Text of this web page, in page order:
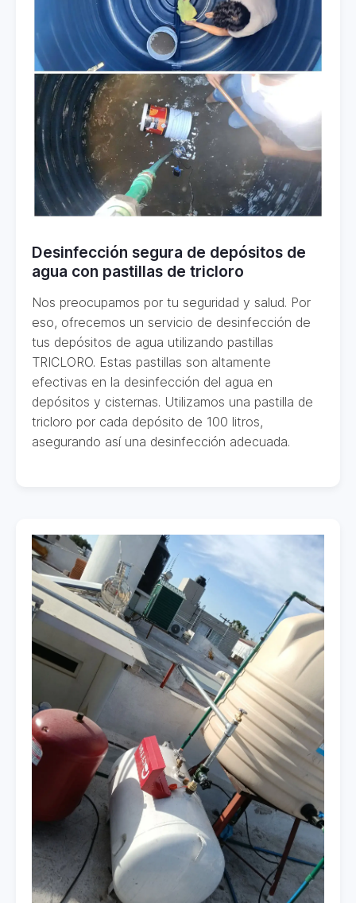
Desinfección segura de depósitos de
agua con pastillas de tricloro
Nos preocupamos por tu seguridad y salud. Por
eso, ofrecemos un servicio de desinfección de
tus depósitos de agua utilizando pastillas
TRICLORO. Estas pastillas son altamente
efectivas en la desinfección del agua en
depósitos y cisternas. Utilizamos una pastilla de
tricloro por cada depósito de 100 litros,
asegurando así una desinfección adecuada.